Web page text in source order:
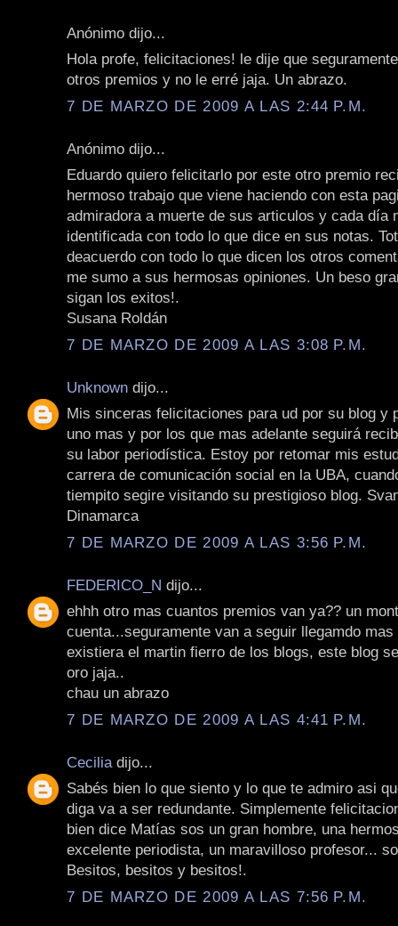
Anónimo dijo...
Hola profe, felicitaciones! le dije que
otros premios y no le erré jaja. Un abrazo.
7 DE MARZO DE 2009 A LAS 2:44 P.M.
Anónimo dijo...
Eduardo quiero felicitarlo por este otro premio
hermoso trabajo que viene haciendo con esta
admiradora a muerte de sus articulos y cada día
identificada con todo lo que dice en sus notas.
deacuerdo con todo lo que dicen los otros
me sumo a sus hermosas opiniones. Un beso
sigan los exitos!.
Susana Roldán
7 DE MARZO DE 2009 A LAS 3:08 P.M.
Unknown dijo...
Mis sinceras felicitaciones para ud por su blog y
uno mas y por los que mas adelante seguirá
su labor periodística. Estoy por retomar mis
carrera de comunicación social en la UBA,
tiempito segire visitando su prestigioso blog.
Dinamarca
7 DE MARZO DE 2009 A LAS 3:56 P.M.
FEDERICO_N dijo...
ehhh otro mas cuantos premios van ya?? un
cuenta...seguramente van a seguir llegamdo
existiera el martin fierro de los blogs, este blog
oro jaja..
chau un abrazo
7 DE MARZO DE 2009 A LAS 4:41 P.M.
Cecilia dijo...
Sabés bien lo que siento y lo que te admiro asi
diga va a ser redundante. Simplemente
bien dice Matías sos un gran hombre, una
excelente periodista, un maravilloso profesor...
Besitos, besitos y besitos!.
7 DE MARZO DE 2009 A LAS 7:56 P.M.